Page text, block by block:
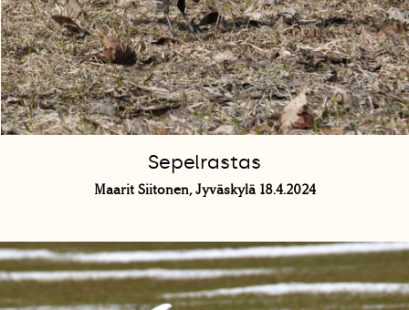
Sepelrastas
Maarit Siitonen, Jyväskylä 18.4.2024